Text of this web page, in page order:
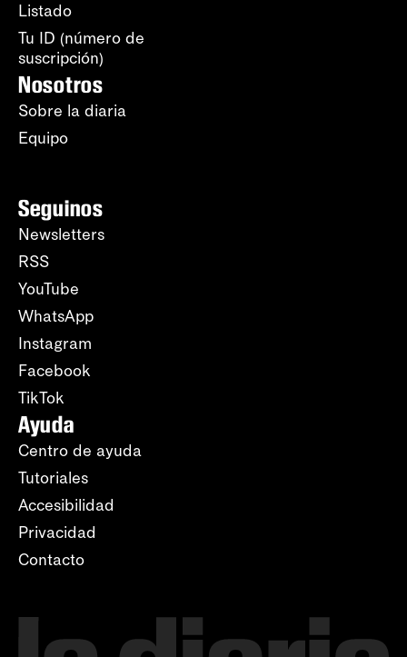
Listado
Tu ID (número de
suscripción)
Nosotros
Sobre la diaria
Equipo
Seguinos
Newsletters
RSS
YouTube
WhatsApp
Instagram
Facebook
TikTok
Ayuda
Centro de ayuda
Tutoriales
Accesibilidad
Privacidad
Contacto